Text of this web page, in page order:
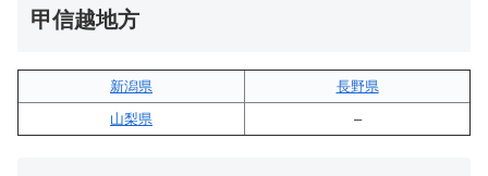
甲信越地方
新潟県
長野県
山梨県
–